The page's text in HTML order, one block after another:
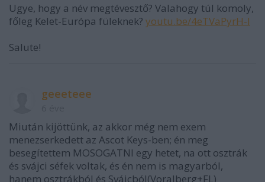
Ugye, hogy a név megtévesztő? Valahogy túl komoly,
főleg Kelet-Európa füleknek? youtu.be/4eTVaPyrH-I
Salute!
geeeteee
Miután kijöttünk, az akkor még nem exem
menezserkedett az Ascot Keys-ben; én meg
besegítettem MOSOGATNI egy hetet, na ott osztrák
és svájci séfek voltak, és én nem is magyarból,
hanem osztrákból és Svájcból(Voralberg+FL)